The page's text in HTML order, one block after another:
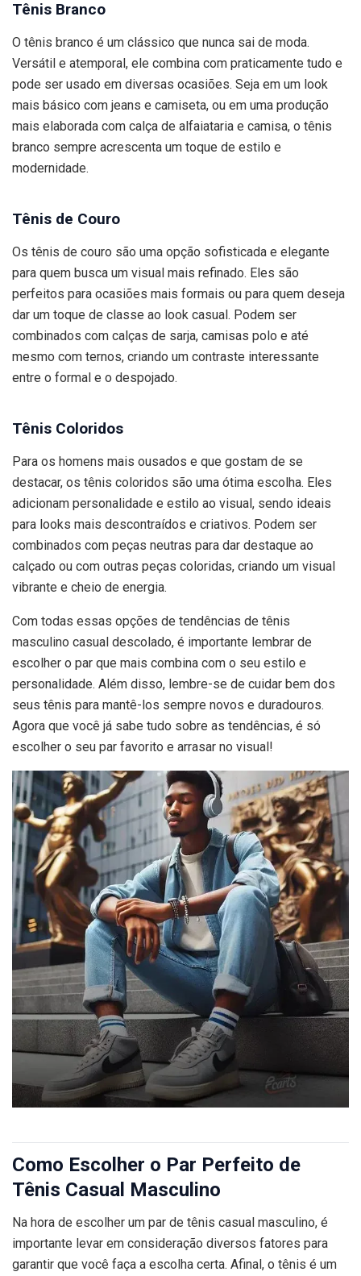
Tênis Branco
O tênis branco é um clássico que nunca sai de moda.
Versátil e atemporal, ele combina com praticamente tudo e
pode ser usado em diversas ocasiões. Seja em um look
mais básico com jeans e camiseta, ou em uma produção
mais elaborada com calça de alfaiataria e camisa, o tênis
branco sempre acrescenta um toque de estilo e
modernidade.
Tênis de Couro
Os tênis de couro são uma opção sofisticada e elegante
para quem busca um visual mais refinado. Eles são
perfeitos para ocasiões mais formais ou para quem deseja
dar um toque de classe ao look casual. Podem ser
combinados com calças de sarja, camisas polo e até
mesmo com ternos, criando um contraste interessante
entre o formal e o despojado.
Tênis Coloridos
Para os homens mais ousados e que gostam de se
destacar, os tênis coloridos são uma ótima escolha. Eles
adicionam personalidade e estilo ao visual, sendo ideais
para looks mais descontraídos e criativos. Podem ser
combinados com peças neutras para dar destaque ao
calçado ou com outras peças coloridas, criando um visual
vibrante e cheio de energia.
Com todas essas opções de tendências de tênis
masculino casual descolado, é importante lembrar de
escolher o par que mais combina com o seu estilo e
personalidade. Além disso, lembre-se de cuidar bem dos
seus tênis para mantê-los sempre novos e duradouros.
Agora que você já sabe tudo sobre as tendências, é só
escolher o seu par favorito e arrasar no visual!
Como Escolher o Par Perfeito de
Tênis Casual Masculino
Na hora de escolher um par de tênis casual masculino, é
importante levar em consideração diversos fatores para
garantir que você faça a escolha certa. Afinal, o tênis é um